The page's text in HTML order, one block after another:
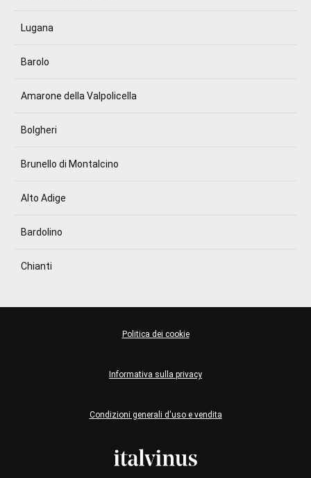
Lugana
Barolo
Amarone della Valpolicella
Bolgheri
Brunello di Montalcino
Alto Adige
Bardolino
Chianti
Condizioni generali d'uso e vendita
Informativa sulla privacy
Politica dei cookie